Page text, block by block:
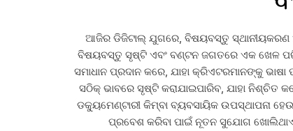
ଆଜିର ଡିଜିଟାଲ୍ ଯୁଗରେ, ବିଷୟବସ୍ତୁ ସ୍ଥାନୀୟକରଣ
ବିଷୟବସ୍ତୁ ସୃଷ୍ଟି ଏବଂ ବଣ୍ଟନ ଜଗତରେ ଏକ ଖେଳ
ସମାଧାନ ପ୍ରଦାନ କରେ, ଯାହା କ୍ରିଏଟରମାନଙ୍କୁ
ସଠିକ୍ ଭାବରେ ସୃଷ୍ଟି କରାଯାଇପାରିବ, ଯାହା ନିଶ୍ଚିତ
ଡକ୍ୟୁମେଣ୍ଟାରୀ କିମ୍ବା ବ୍ୟବସାୟିକ ଉପସ୍ଥାପନା
ପ୍ରବେଶ କରିବା ପାଇଁ ନୂତନ ସୁଯୋଗ ଖୋଲିଥାଏ,